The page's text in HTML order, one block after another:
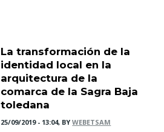
La transformación de la
identidad local en la
arquitectura de la
comarca de la Sagra Baja
toledana
25/09/2019 - 13:04, BYWEBETSAM